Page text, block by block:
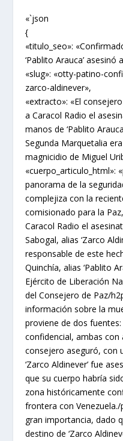
«`json
{
«titulo_seo»:
‘Pablito Arauca’ asesinó
«slug»: «otty-patino-
zarco-aldinever»,
«extracto»: «El
a Caracol Radio el
manos de ‘Pablito
Segunda Marquetalia
magnicidio de Miguel
«cuerpo_articulo_html»:
panorama de la
complejiza con la
comisionado para la
Caracol Radio el
Sabogal, alias ‘Zarco
responsable de este
Quinchía, alias ‘Pablito
Ejército de Liberación
del Consejero de Paz/
información sobre la
proviene de dos
confidencial, ambas
consejero aseguró, con
‘Zarco Aldinever’ fue
que su cuerpo habría
zona históricamente
frontera con
gran importancia, dado
destino de ‘Zarco